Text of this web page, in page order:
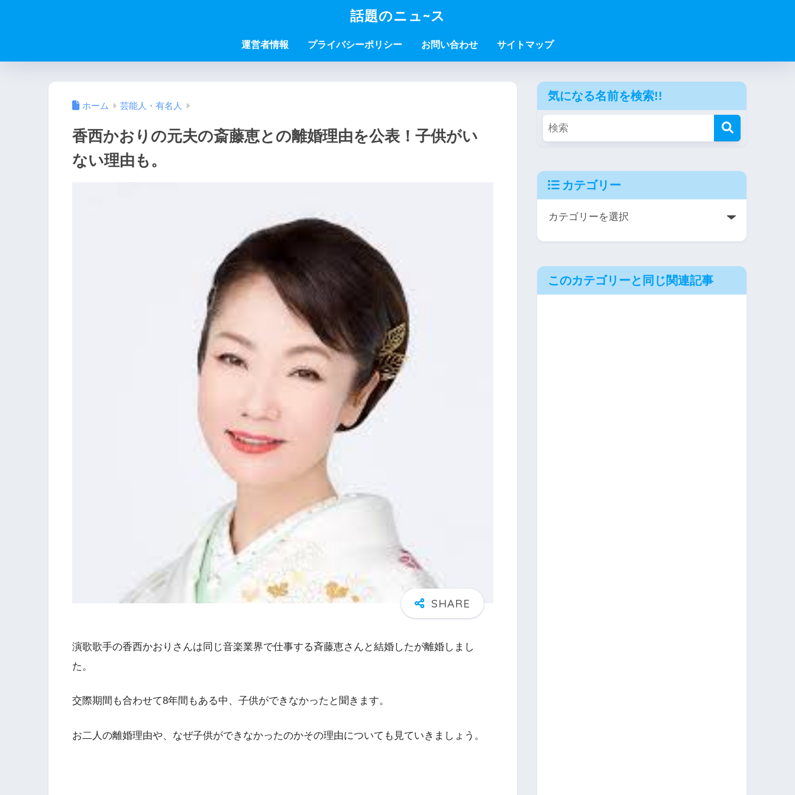
話題のニュ~ス
運営者情報 プライバシーポリシー お問い合わせ サイトマップ
ホーム 芸能人・有名人
香西かおりの元夫の斎藤恵との離婚理由を公表！子供がい
ない理由も。
演歌歌手の香西かおりさんは同じ音楽業界で仕事する斉藤恵さんと結婚したが離婚しまし
た。
交際期間も合わせて8年間もある中、子供ができなかったと聞きます。
お二人の離婚理由や、なぜ子供ができなかったのかその理由についても見ていきましょう。
気になる名前を検索!!
カテゴリー
このカテゴリーと同じ関連記事